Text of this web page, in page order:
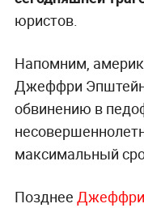
юристов.
Напомним,
Джеффри
обвинению в
максимальный
Позднее Джеффри